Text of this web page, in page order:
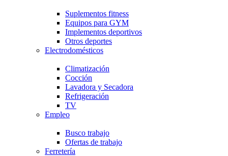
Suplementos fitness
Equipos para GYM
Implementos deportivos
Otros deportes
Electrodomésticos
Climatización
Cocción
Lavadora y Secadora
Refrigeración
TV
Empleo
Busco trabajo
Ofertas de trabajo
Ferretería